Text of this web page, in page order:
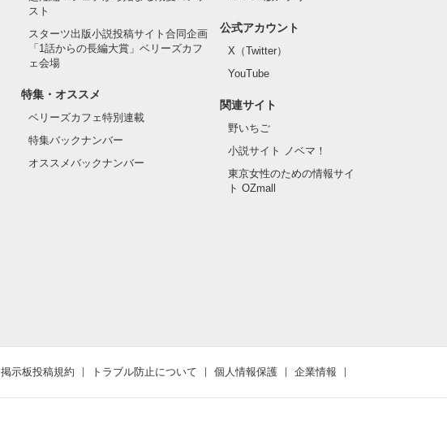
スト
スターツ出版小説投稿サイト合同企画
「1話からの長編大賞」ベリーズカフ
ェ会場
特集・オススメ
ベリーズカフェ特別連載
特集バックナンバー
オススメバックナンバー
公式アカウント
X（Twitter）
YouTube
関連サイト
野いちご
小説サイト ノベマ！
東京女性のための情報サイ
ト OZmall
掲示板投稿規約 トラブル防止について 個人情報保護 企業情報